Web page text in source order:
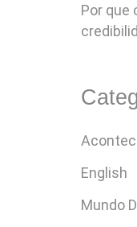
Por que
English
Mundo